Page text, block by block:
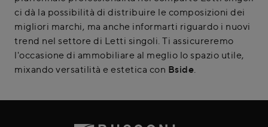
ci dà la possibilità di distribuire le composizioni dei
migliori marchi, ma anche informarti riguardo i nuovi
trend nel settore di Letti singoli. Ti assicureremo
l'occasione di ammobiliare al meglio lo spazio utile,
mixando versatilità e estetica con Bside